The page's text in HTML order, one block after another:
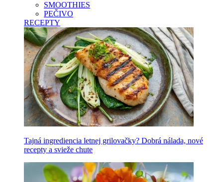
SMOOTHIES
PEČIVO
RECEPTY
Tajná ingrediencia letnej grilovačky? Dobrá nálada, nové
recepty a svieže chute